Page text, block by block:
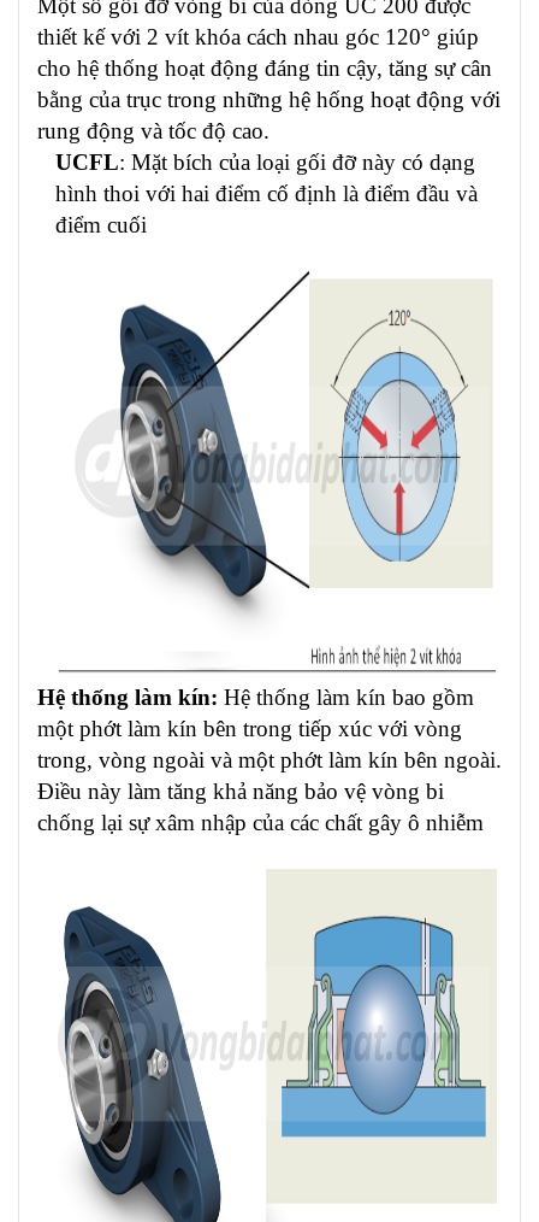
Một số gối đỡ vòng bi của dòng UC 200 được
thiết kế với 2 vít khóa cách nhau góc 120° giúp
cho hệ thống hoạt động đáng tin cậy, tăng sự cân
bằng của trục trong những hệ hống hoạt động với
rung động và tốc độ cao.
UCFL: Mặt bích của loại gối đỡ này có dạng
hình thoi với hai điểm cố định là điểm đầu và
điểm cuối
Hệ thống làm kín: Hệ thống làm kín bao gồm
một phớt làm kín bên trong tiếp xúc với vòng
trong, vòng ngoài và một phớt làm kín bên ngoài.
Điều này làm tăng khả năng bảo vệ vòng bi
chống lại sự xâm nhập của các chất gây ô nhiễm